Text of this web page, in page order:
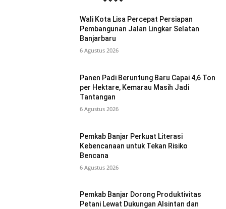
Wali Kota Lisa Percepat Persiapan
Pembangunan Jalan Lingkar Selatan
Banjarbaru
6 Agustus 2026
Panen Padi Beruntung Baru Capai 4,6 Ton
per Hektare, Kemarau Masih Jadi
Tantangan
6 Agustus 2026
Pemkab Banjar Perkuat Literasi
Kebencanaan untuk Tekan Risiko
Bencana
6 Agustus 2026
Pemkab Banjar Dorong Produktivitas
Petani Lewat Dukungan Alsintan dan